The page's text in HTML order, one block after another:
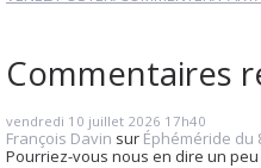
Commentaires
vendredi 10 juillet 2026 17h40
François Davin sur Éphéméride du
Pourriez-vous nous en dire un